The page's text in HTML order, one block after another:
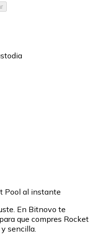
Pool al instante
En Bitnovo te
que compres Rocket
sencilla.